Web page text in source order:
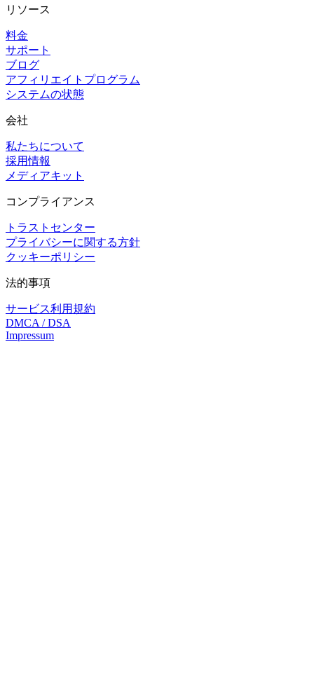
リソース
料金
サポート
ブログ
アフィリエイトプログラム
システムの状態
会社
私たちについて
採用情報
メディアキット
コンプライアンス
トラストセンター
プライバシーに関する方針
クッキーポリシー
法的事項
サービス利用規約
DMCA / DSA
Impressum